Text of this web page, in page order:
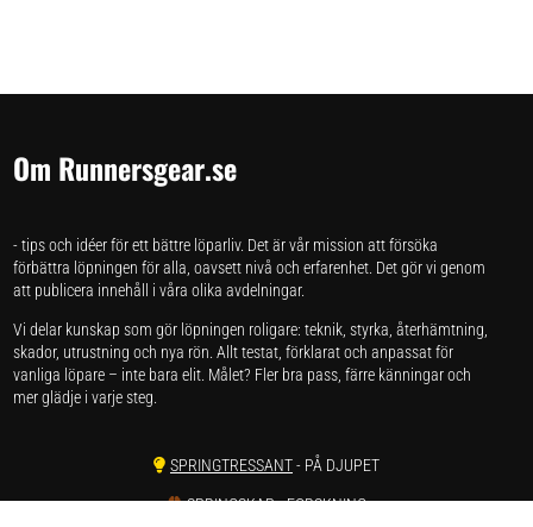
Om Runnersgear.se
- tips och idéer för ett bättre löparliv. Det är vår mission att försöka
förbättra löpningen för alla, oavsett nivå och erfarenhet. Det gör vi genom
att publicera innehåll i våra olika avdelningar.
Vi delar kunskap som gör löpningen roligare: teknik, styrka, återhämtning,
skador, utrustning och nya rön. Allt testat, förklarat och anpassat för
vanliga löpare – inte bara elit. Målet? Fler bra pass, färre känningar och
mer glädje i varje steg.
SPRINGTRESSANT- PÅ DJUPET
SPRINGSKAP- FORSKNING